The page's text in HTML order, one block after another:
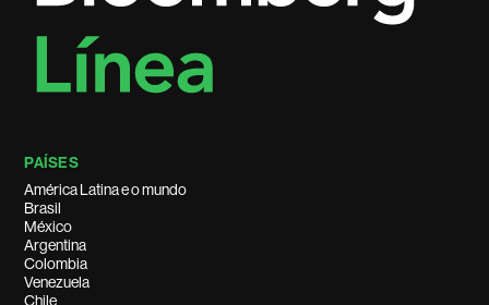
PAÍSES
América Latina e o mundo
Brasil
México
Argentina
Colombia
Venezuela
Chile